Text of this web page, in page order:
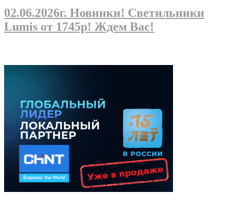
02.06.2026г. Новинки! Светильники
Lumis от 1745р! Ждем Вас!